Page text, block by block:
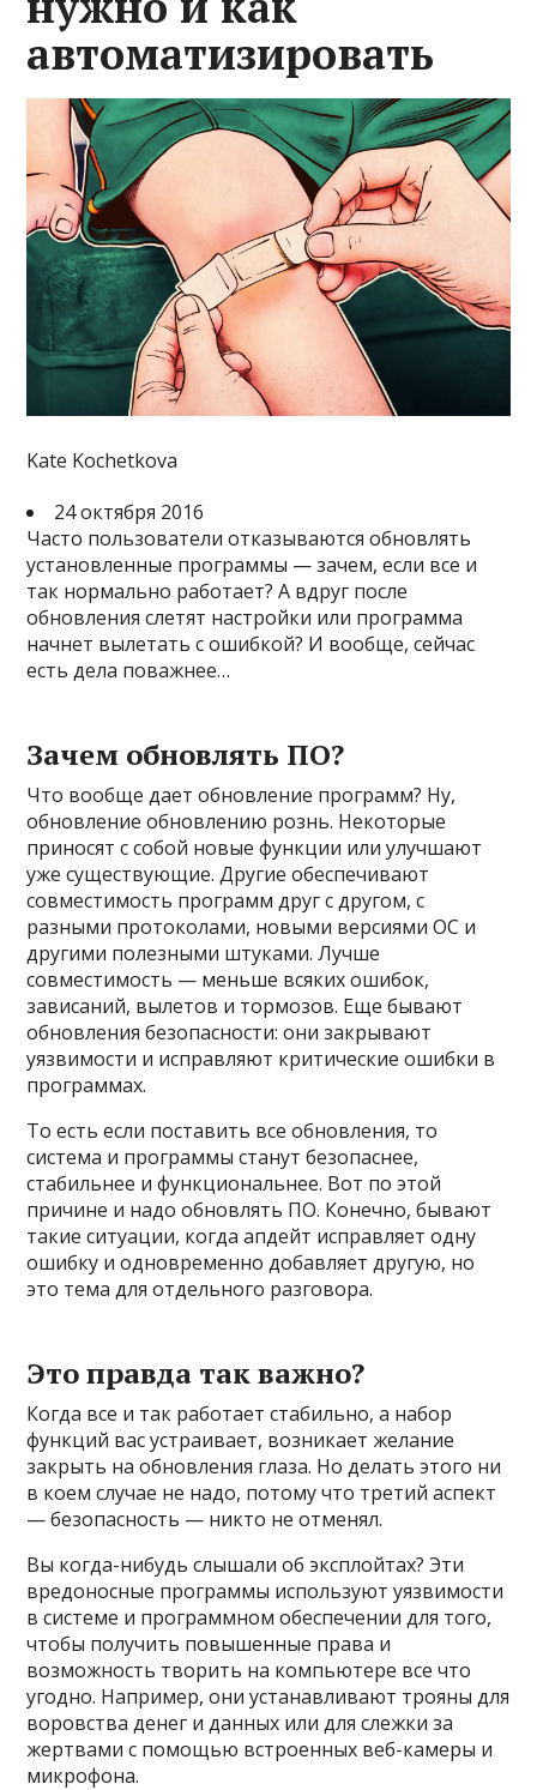
автоматизировать
Kate Kochetkova
24 октября 2016
Часто пользователи отказываются обновлять
установленные программы — зачем, если все и
так нормально работает? А вдруг после
обновления слетят настройки или программа
начнет вылетать с ошибкой? И вообще, сейчас
есть дела поважнее…
Зачем обновлять ПО?
Что вообще дает обновление программ? Ну,
обновление обновлению рознь. Некоторые
приносят с собой новые функции или улучшают
уже существующие. Другие обеспечивают
совместимость программ друг с другом, с
разными протоколами, новыми версиями ОС и
другими полезными штуками. Лучше
совместимость — меньше всяких ошибок,
зависаний, вылетов и тормозов. Еще бывают
обновления безопасности: они закрывают
уязвимости и исправляют критические ошибки в
программах.
То есть если поставить все обновления, то
система и программы станут безопаснее,
стабильнее и функциональнее. Вот по этой
причине и надо обновлять ПО. Конечно, бывают
такие ситуации, когда апдейт исправляет одну
ошибку и одновременно добавляет другую, но
это тема для отдельного разговора.
Это правда так важно?
Когда все и так работает стабильно, а набор
функций вас устраивает, возникает желание
закрыть на обновления глаза. Но делать этого ни
в коем случае не надо, потому что третий аспект
— безопасность — никто не отменял.
Вы когда-нибудь слышали об эксплойтах? Эти
вредоносные программы используют уязвимости
в системе и программном обеспечении для того,
чтобы получить повышенные права и
возможность творить на компьютере все что
угодно. Например, они устанавливают трояны для
воровства денег и данных или для слежки за
жертвами с помощью встроенных веб-камеры и
микрофона.